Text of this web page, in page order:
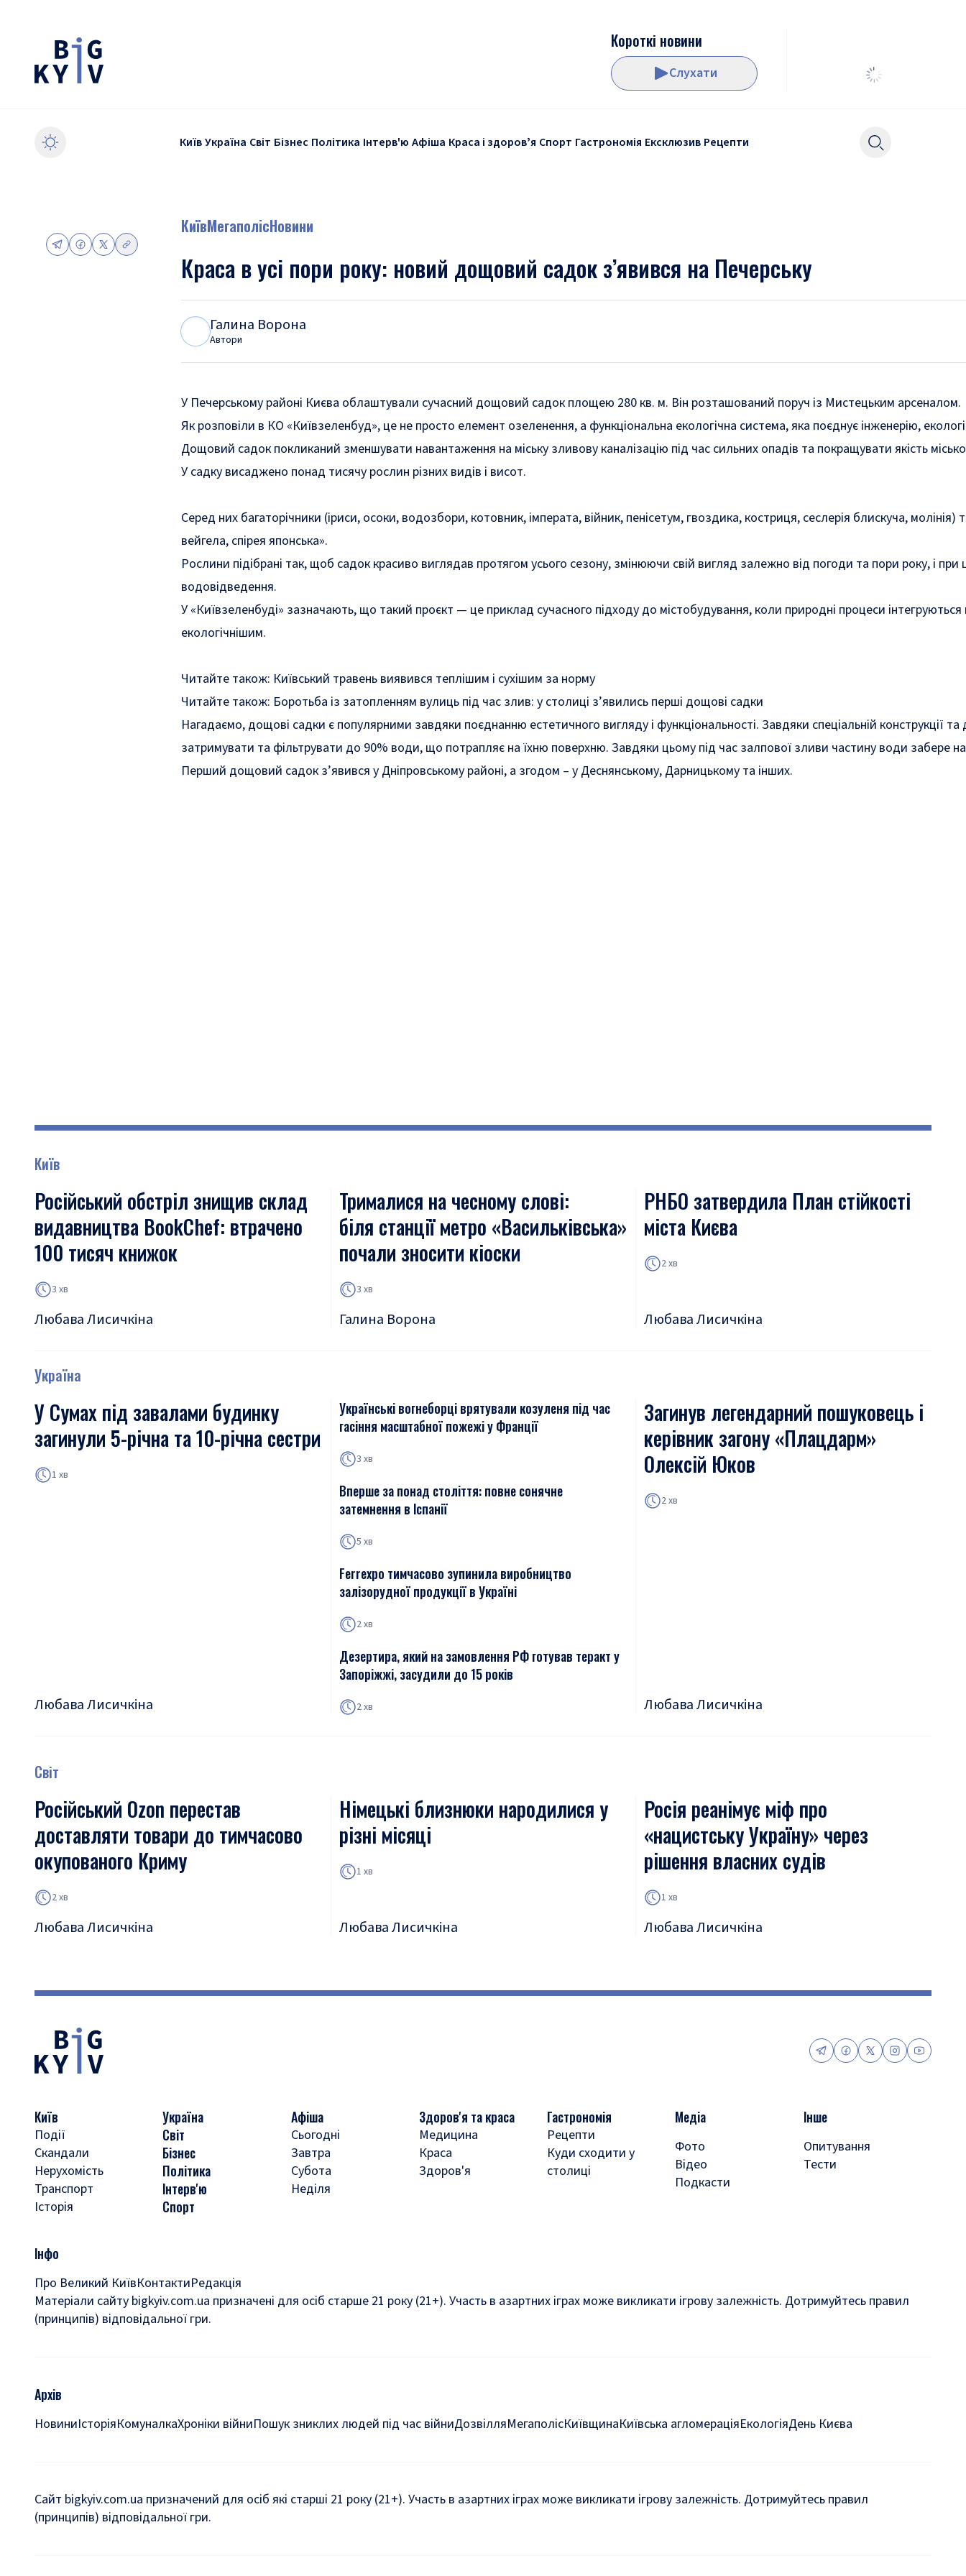
Короткі новини
Слухати
КиївУкраїна Світ Бізнес Політика Інтерв'ю Афіша Краса і здоровʼя Спорт Гастрономія Ексклюзив Рецепти
КиївМегаполісНовини
Краса в усі пори року: новий дощовий садок з’явився на Печерську
Галина Ворона
Автори
У Печерському районі Києва облаштували сучасний дощовий садок площею 280 кв. м. Він розташований поруч із Мистецьким арсеналом.
Як розповіли в КО «Київзеленбуд», це не просто елемент озеленення, а функціональна екологічна система, яка поєднує інженерію,
Дощовий садок покликаний зменшувати навантаження на міську зливову каналізацію під час сильних опадів та покращувати якість
У садку висаджено понад тисячу рослин різних видів і висот.
Серед них багаторічники (іриси, осоки, водозбори, котовник, імперата, війник, пенісетум, гвоздика, костриця, сеслерія блискуча,
вейгела, спірея японська».
Рослини підібрані так, щоб садок красиво виглядав протягом усього сезону, змінюючи свій вигляд залежно від погоди та пори року, і
водовідведення.
У «Київзеленбуді» зазначають, що такий проєкт — це приклад сучасного підходу до містобудування, коли природні процеси
екологічнішим.
Читайте також: Київський травень виявився теплішим і сухішим за норму
Читайте також: Боротьба із затопленням вулиць під час злив: у столиці з’явились перші дощові садки
Нагадаємо, дощові садки є популярними завдяки поєднанню естетичного вигляду і функціональності. Завдяки спеціальній конструкції
затримувати та фільтрувати до 90% води, що потрапляє на їхню поверхню. Завдяки цьому під час залпової зливи частину води забере
Перший дощовий садок з’явився у Дніпровському районі, а згодом – у Деснянському, Дарницькому та інших.
Київ
Російський обстріл знищив склад
видавництва BookChef: втрачено
100 тисяч книжок
3 хв
Любава Лисичкіна
Трималися на чесному слові:
біля станції метро «Васильківська»
почали зносити кіоски
3 хв
Галина Ворона
РНБО затвердила План стійкості
міста Києва
2 хв
Любава Лисичкіна
Україна
У Сумах під завалами будинку
загинули 5-річна та 10-річна сестри
1 хв
Любава Лисичкіна
Українські вогнеборці врятували козуленя під час
гасіння масштабної пожежі у Франції
3 хв
Вперше за понад століття: повне сонячне
затемнення в Іспанії
5 хв
Ferrexpo тимчасово зупинила виробництво
залізорудної продукції в Україні
2 хв
Дезертира, який на замовлення РФ готував теракт у
Запоріжжі, засудили до 15 років
2 хв
Загинув легендарний пошуковець і
керівник загону «Плацдарм»
Олексій Юков
2 хв
Любава Лисичкіна
Світ
Російський Ozon перестав
доставляти товари до тимчасово
окупованого Криму
2 хв
Любава Лисичкіна
Німецькі близнюки народилися у
різні місяці
1 хв
Любава Лисичкіна
Росія реанімує міф про
«нацистську Україну» через
рішення власних судів
1 хв
Любава Лисичкіна
Київ
Події
Скандали
Нерухомість
Транспорт
Історія
Україна
Світ
Бізнес
Політика
Інтерв'ю
Спорт
Афіша
Сьогодні
Завтра
Субота
Неділя
Здоров'я та краса
Медицина
Краса
Здоров'я
Гастрономія
Рецепти
Куди сходити у
столиці
Медіа
Фото
Відео
Подкасти
Інше
Опитування
Тести
Інфо
Про Великий КиївКонтактиРедакція
Матеріали сайту bigkyiv.com.ua призначені для осіб старше 21 року (21+). Участь в азартних іграх може викликати ігрову залежність. Дотримуйтесь правил
(принципів) відповідальної гри.
Архів
НовиниІсторіяКомуналкаХроніки війниПошук зниклих людей під час війниДозвілляМегаполісКиївщинаКиївська агломераціяЕкологіяДень Києва
Сайт bigkyiv.com.ua призначений для осіб які старші 21 року (21+). Участь в азартних іграх може викликати ігрову залежність. Дотримуйтесь правил
(принципів) відповідальної гри.